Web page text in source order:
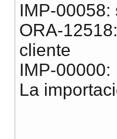
IMP-
ORA-
cliente
IMP-00000:
La